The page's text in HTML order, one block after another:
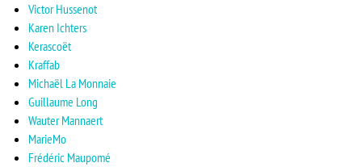
Victor Hussenot
Karen Ichters
Kerascoët
Kraffab
Michaël La Monnaie
Guillaume Long
Wauter Mannaert
MarieMo
Frédéric Maupomé